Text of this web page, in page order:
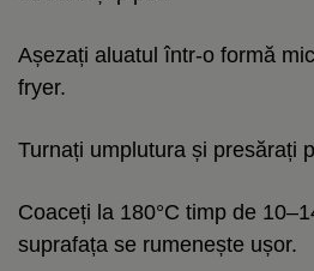
Așezați aluatul într-o formă
fryer.
Turnați umplutura și presărați
Coaceți la 180°C timp de
suprafața se rumenește ușor.